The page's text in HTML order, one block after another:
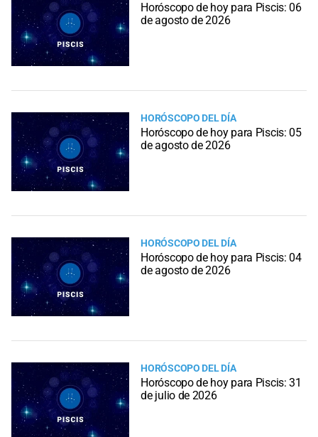
Horóscopo de hoy para Piscis: 06
de agosto de 2026
HORÓSCOPO DEL DÍA
Horóscopo de hoy para Piscis: 05
de agosto de 2026
HORÓSCOPO DEL DÍA
Horóscopo de hoy para Piscis: 04
de agosto de 2026
HORÓSCOPO DEL DÍA
Horóscopo de hoy para Piscis: 31
de julio de 2026